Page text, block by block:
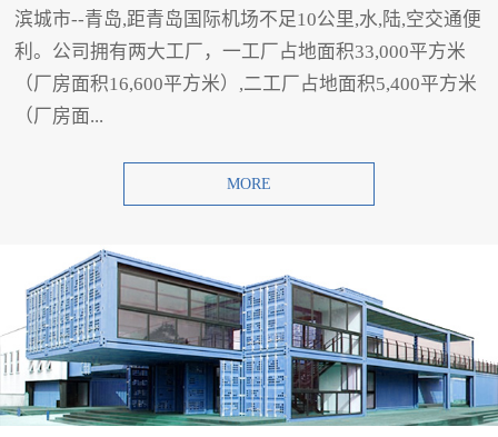
滨城市--青岛,距青岛国际机场不足10公里,水,陆,空交通便
利。公司拥有两大工厂，一工厂占地面积33,000平方米
（厂房面积16,600平方米）,二工厂占地面积5,400平方米
（厂房面...
MORE